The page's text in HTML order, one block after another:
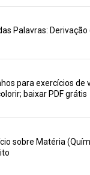
Palavras:
para exercícios de
baixar PDF grátis
sobre Matéria